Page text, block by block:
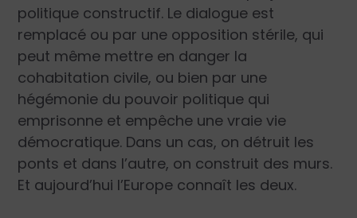
politique constructif. Le dialogue est
remplacé ou par une opposition stérile, qui
peut même mettre en danger la
cohabitation civile, ou bien par une
hégémonie du pouvoir politique qui
emprisonne et empêche une vraie vie
démocratique. Dans un cas, on détruit les
ponts et dans l’autre, on construit des murs.
Et aujourd’hui l’Europe connaît les deux.